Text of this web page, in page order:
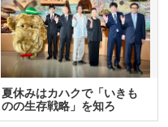
夏休みはカハクで「いきも
のの生存戦略」を知ろ
う！ …